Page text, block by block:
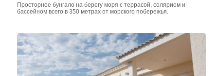
Просторное бунгало на берегу моря с террасой, солярием и
бассейном всего в 350 метрах от морского побережья.